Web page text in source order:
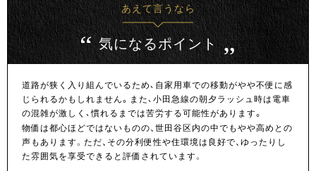
あえて言うなら
気になるポイント
道路が狭く入り組んでいるため、自家用車での移動がやや不便に感
じられるかもしれません。また、小田急線の朝夕ラッシュ時は電車
の混雑が激しく、慣れるまでは苦労する可能性があります。
物価は都心ほどではないものの、世田谷区内の中でもやや高めとの
声もあります。ただ、その分利便性や住環境は良好で、ゆったりし
た雰囲気を享受できると評価されています。